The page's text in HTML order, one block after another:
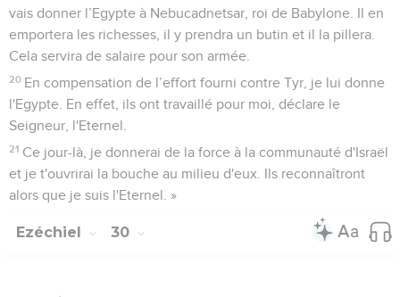
vais donner l’Egypte à Nebucadnetsar, roi de Babylone. Il en
emportera les richesses, il y prendra un butin et il la pillera.
Cela servira de salaire pour son armée.
20 En compensation de l’effort fourni contre Tyr, je lui donne
l'Egypte. En effet, ils ont travaillé pour moi, déclare le
Seigneur, l'Eternel.
21 Ce jour-là, je donnerai de la force à la communauté d'Israël
et je t'ouvrirai la bouche au milieu d'eux. Ils reconnaîtront
alors que je suis l'Eternel. »
Ezéchiel 30